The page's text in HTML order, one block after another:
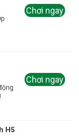
Chơi ngay
Chơi ngay
H5